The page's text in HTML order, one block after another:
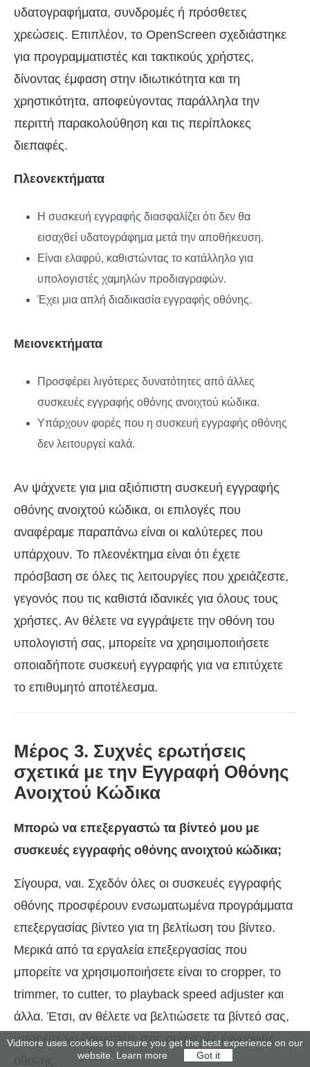
υδατογραφήματα, συνδρομές ή πρόσθετες
χρεώσεις. Επιπλέον, το OpenScreen σχεδιάστηκε
για προγραμματιστές και τακτικούς χρήστες,
δίνοντας έμφαση στην ιδιωτικότητα και τη
χρηστικότητα, αποφεύγοντας παράλληλα την
περιττή παρακολούθηση και τις περίπλοκες
διεπαφές.
Πλεονεκτήματα
Η συσκευή εγγραφής διασφαλίζει ότι δεν θα
εισαχθεί υδατογράφημα μετά την αποθήκευση.
Είναι ελαφρύ, καθιστώντας το κατάλληλο για
υπολογιστές χαμηλών προδιαγραφών.
Έχει μια απλή διαδικασία εγγραφής οθόνης.
Μειονεκτήματα
Προσφέρει λιγότερες δυνατότητες από άλλες
συσκευές εγγραφής οθόνης ανοιχτού κώδικα.
Υπάρχουν φορές που η συσκευή εγγραφής οθόνης
δεν λειτουργεί καλά.
Αν ψάχνετε για μια αξιόπιστη συσκευή εγγραφής
οθόνης ανοιχτού κώδικα, οι επιλογές που
αναφέραμε παραπάνω είναι οι καλύτερες που
υπάρχουν. Το πλεονέκτημα είναι ότι έχετε
πρόσβαση σε όλες τις λειτουργίες που χρειάζεστε,
γεγονός που τις καθιστά ιδανικές για όλους τους
χρήστες. Αν θέλετε να εγγράψετε την οθόνη του
υπολογιστή σας, μπορείτε να χρησιμοποιήσετε
οποιαδήποτε συσκευή εγγραφής για να επιτύχετε
το επιθυμητό αποτέλεσμα.
Μέρος 3. Συχνές ερωτήσεις
σχετικά με την Εγγραφή Οθόνης
Ανοιχτού Κώδικα
Μπορώ να επεξεργαστώ τα βίντεό μου με
συσκευές εγγραφής οθόνης ανοιχτού κώδικα;
Σίγουρα, ναι. Σχεδόν όλες οι συσκευές εγγραφής
οθόνης προσφέρουν ενσωματωμένα προγράμματα
επεξεργασίας βίντεο για τη βελτίωση του βίντεο.
Μερικά από τα εργαλεία επεξεργασίας που
μπορείτε να χρησιμοποιήσετε είναι το cropper, το
trimmer, το cutter, το playback speed adjuster και
άλλα. Έτσι, αν θέλετε να βελτιώσετε τα βίντεό σας,
μπορείτε να βασιστείτε στις συσκευές εγγραφής
Vidmore uses cookies to ensure you get the best experience on our
website. Learn more Got it